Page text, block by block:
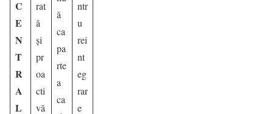
C
E
N
T
R
A
L
rat
ă
și
pr
oa
cti
vă
ă
ca
pa
rte
a
ca
ntr
u
rei
nt
eg
rar
e